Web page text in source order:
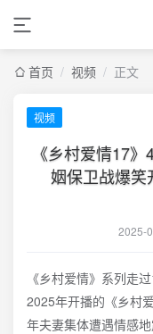
首页 / 视频 / 正文
视频
《乡村爱情17
姻保卫战爆笑
2025-
《乡村爱情》系列走
2025年开播的《乡村
年夫妻集体遭遇情感